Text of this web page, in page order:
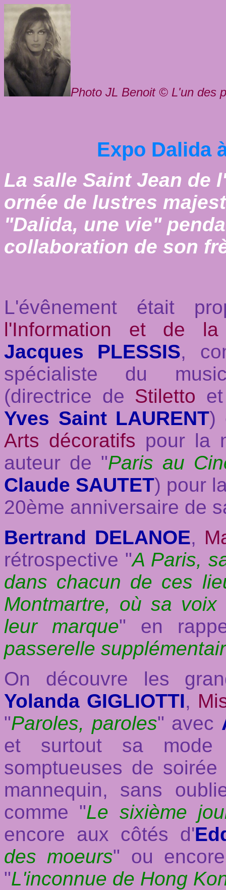
Photo JL Benoit © L'un des
Expo Dalida
La salle Saint Jean de
ornée de lustres
"Dalida, une vie"
collaboration de son
L'évênement était
l'Information et de la
Jacques PLESSIS,
spécialiste du
(directrice de Stiletto
Yves Saint LAURENT)
Arts décoratifs pour la
auteur de "Paris au
Claude SAUTET) pour
20ème anniversaire de
Bertrand DELANOE,
rétrospective "A Paris,
dans chacun de ces
Montmartre, où sa
leur marque" en
passerelle
On découvre les
Yolanda GIGLIOTTI,
"Paroles, paroles" avec
et surtout sa mode
somptueuses de
mannequin, sans
comme "Le sixième
encore aux côtés d'
des moeurs" ou
"L'inconnue de Hong